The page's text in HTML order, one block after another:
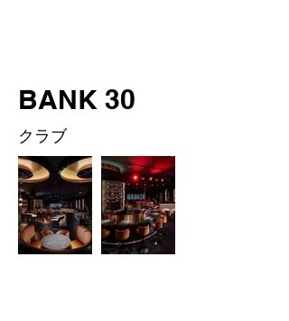
BANK 30
クラブ